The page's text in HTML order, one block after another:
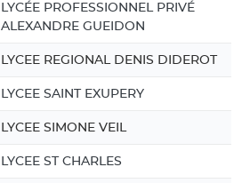
LYCÉE PROFESSIONNEL PRIVÉ
ALEXANDRE GUEIDON
LYCEE REGIONAL DENIS DIDEROT
LYCEE SAINT EXUPERY
LYCEE SIMONE VEIL
LYCEE ST CHARLES